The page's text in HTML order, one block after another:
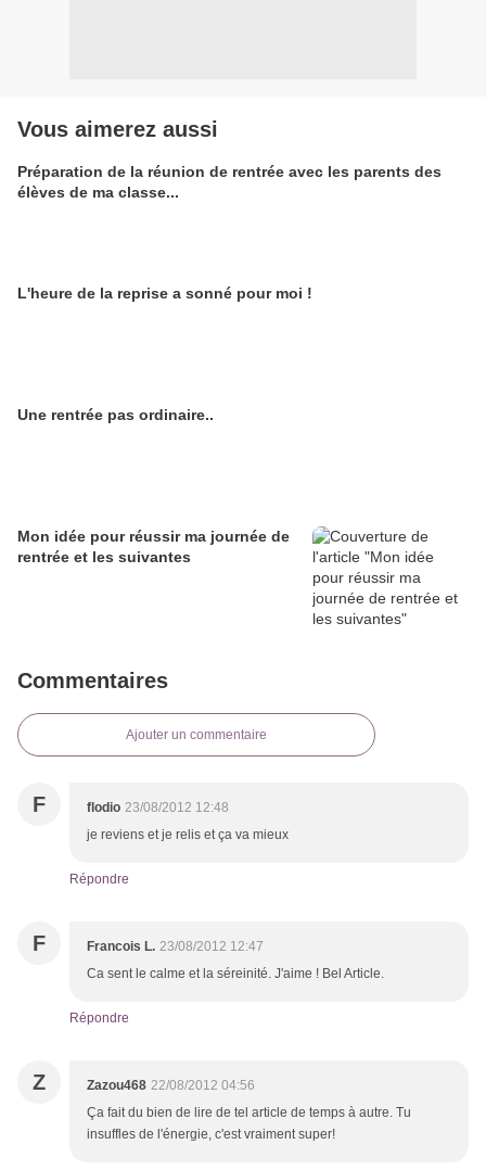
Vous aimerez aussi
Préparation de la réunion de rentrée avec les parents des
élèves de ma classe...
L'heure de la reprise a sonné pour moi !
Une rentrée pas ordinaire..
Mon idée pour réussir ma journée de
rentrée et les suivantes
Commentaires
Ajouter un commentaire
F flodio 23/08/2012 12:48
je reviens et je relis et ça va mieux
Répondre
F Francois L. 23/08/2012 12:47
Ca sent le calme et la séreinité. J'aime ! Bel Article.
Répondre
Z Zazou468 22/08/2012 04:56
Ça fait du bien de lire de tel article de temps à autre. Tu
insuffles de l'énergie, c'est vraiment super!